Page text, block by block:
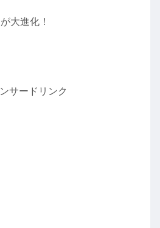
大進化！
サードリンク